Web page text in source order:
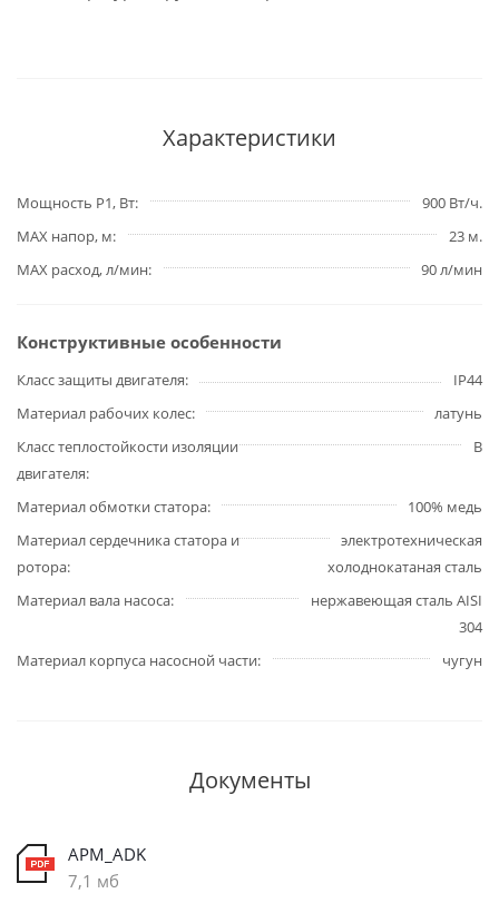
Характеристики
Мощность P1, Вт
900 Вт/ч.
MAX напор, м
23 м.
MAX расход, л/мин
90 л/мин
Конструктивные особенности
Класс защиты двигателя
IP44
Материал рабочих колес
латунь
Класс теплостойкости изоляции
двигателя
В
Материал обмотки статора
100% медь
Материал сердечника статора и
ротора
электротехническая
холоднокатаная сталь
Материал вала насоса
нержавеющая сталь AISI
304
Материал корпуса насосной части
чугун
Документы
APM_ADK
7,1 мб